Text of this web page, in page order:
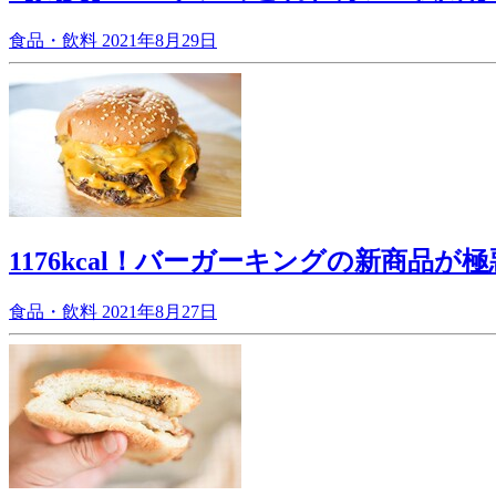
食品・飲料 2021年8月29日
1176kcal！バーガーキングの新商品が極
食品・飲料 2021年8月27日